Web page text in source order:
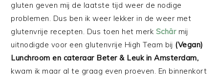
gluten geven mij de laatste tijd weer de nodige
problemen. Dus ben ik weer lekker in de weer met
glutenvrije recepten. Dus toen het merk Schärmij
uitnodigde voor een glutenvrije High Team bij (Vegan)
Lunchroom en cateraar Beter & Leuk in Amsterdam,
kwam ik maar al te graag even proeven. En binnenkort